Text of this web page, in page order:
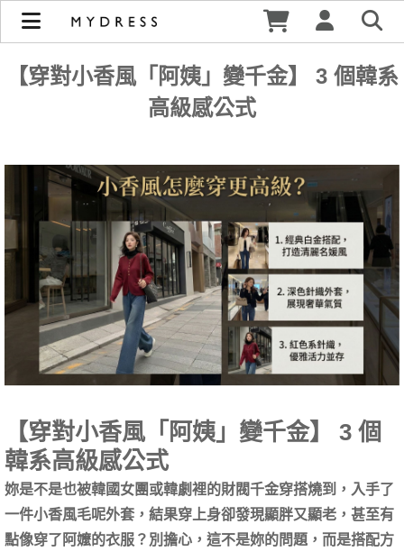
：小香風怎麼穿才不像「阿姨」？掌握這 3 個韓系高級感公
式，秒變財閥千金！ | MYDRESS 時裳韓風
【穿對小香風「阿姨」變千金】 3 個韓系
高級感公式
【穿對小香風「阿姨」變千金】 3 個
韓系高級感公式
妳是不是也被韓國女團或韓劇裡的財閥千金穿搭燒到，入手了
一件小香風毛呢外套，結果穿上身卻發現顯胖又顯老，甚至有
點像穿了阿嬤的衣服？別擔心，這不是妳的問題，而是搭配方